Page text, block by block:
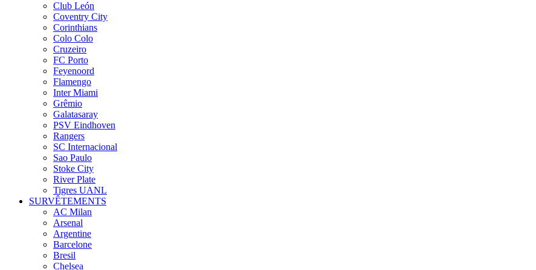
Club León
Coventry City
Corinthians
Colo Colo
Cruzeiro
FC Porto
Feyenoord
Flamengo
Inter Miami
Grêmio
Galatasaray
PSV Eindhoven
Rangers
SC Internacional
Sao Paulo
Stoke City
River Plate
Tigres UANL
SURVÊTEMENTS
AC Milan
Arsenal
Argentine
Barcelone
Bresil
Chelsea